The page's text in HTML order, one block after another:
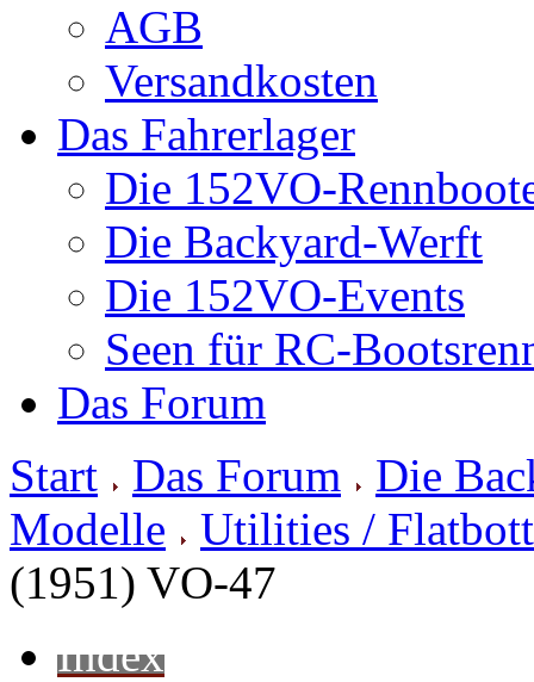
AGB
Versandkosten
Das Fahrerlager
Die 152VO-
Die Backyard-Werft
Die 152VO-Events
Seen für RC-
Das Forum
Start
Das Forum
Die
Modelle
Utilities /
(1951) VO-47
Index